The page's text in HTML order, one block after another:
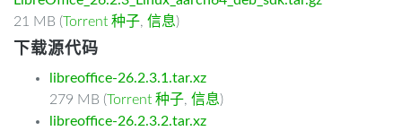
21 MB (Torrent 种子, 信息)
下载源代码
libreoffice-26.2.3.1.tar.xz
279 MB (Torrent 种子, 信息)
libreoffice-26.2.3.2.tar.xz